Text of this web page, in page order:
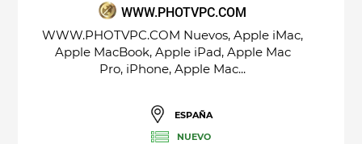
WWW.PHOTVPC.COM
WWW.PHOTVPC.COM Nuevos, Apple iMac,
Apple MacBook, Apple iPad, Apple Mac
Pro, iPhone, Apple Mac...
ESPAÑA
NUEVO